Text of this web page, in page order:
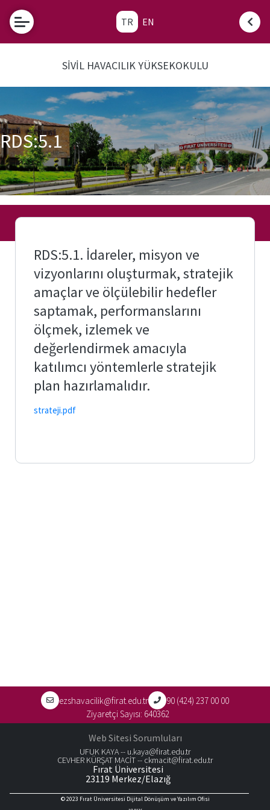
TR EN
Tanınan
Okul Sınav
Komisyonu
Sık
Sorulan
Sorular
SHY-
Nedir?
SİVİL HAVACILIK YÜKSEKOKULU
RDS:5.1
RDS:5.1. İdareler, misyon ve
vizyonlarını oluşturmak, stratejik
amaçlar ve ölçülebilir hedefler
saptamak, performanslarını
ölçmek, izlemek ve
değerlendirmek amacıyla
katılımcı yöntemlerle stratejik
plan hazırlamalıdır.
strateji.pdf
ezshavacilik@firat.edu.tr
90 (424) 237 00 00
Ziyaretçi Sayısı: 640362
Web Sitesi Sorumluları
UFUK KAYA -- u.kaya@firat.edu.tr
CEVHER KÜRŞAT MACİT --ckmacit@firat.edu.tr
Fırat Üniversitesi
23119 Merkez/Elazığ
© 2023 Fırat Üniversitesi Dijital Dönüşüm ve Yazılım Ofisi